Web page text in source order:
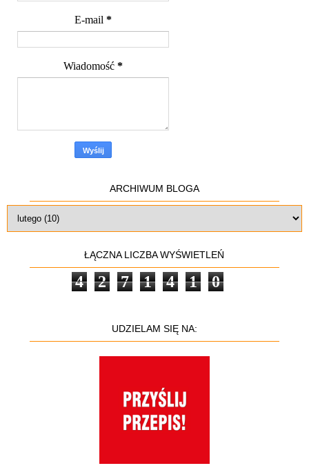
E-mail *
Wiadomość *
ARCHIWUM BLOGA
ŁĄCZNA LICZBA WYŚWIETLEŃ
4 2 7 1 4 1 0
UDZIELAM SIĘ NA: